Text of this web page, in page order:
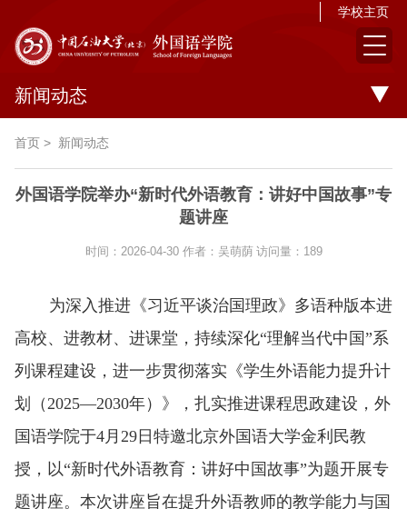
学校主页
新闻动态
首页 > 新闻动态
外国语学院举办“新时代外语教育：讲好中国故事”专
题讲座
时间：2026-04-30 作者：吴萌荫 访问量： 189
为深入推进《习近平谈治国理政》多语种版本进
高校、进教材、进课堂 ，持续深化“理解当代中国”系
列课程建设，进一步贯彻落实 《学生外语能力提升计
划（2025—2030年）》， 扎实推进课程思政建设， 外
国语学院于4月29日 特邀北京外国语大学金利民教
授，以“新时代外语教育：讲好中国故事”为题开展专
题讲座。本次讲座旨在提升外语教师的教学能力与国